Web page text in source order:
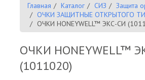
Главная Каталог СИЗ
Защита
ОЧКИ ЗАЩИТНЫЕ ОТКРЫТОГО
ОЧКИ HONEYWELL™ ЭКС-СИ
ОЧКИ HONEYWELL™
(1011020)